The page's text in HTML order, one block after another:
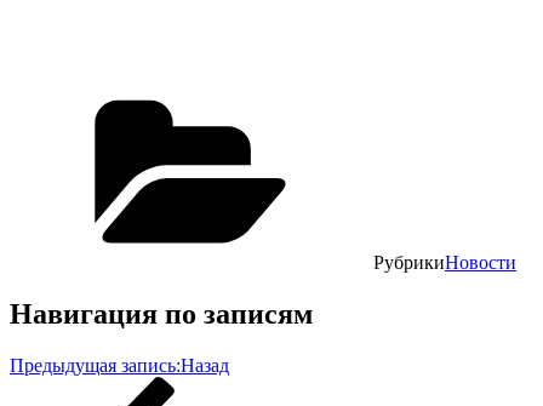
РубрикиНовости
Навигация по записям
Предыдущая запись:Назад